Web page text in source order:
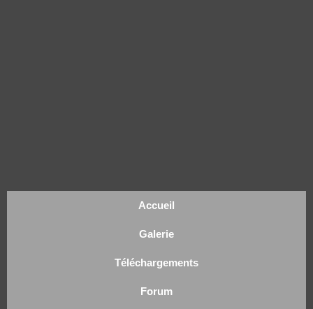
Accueil
Galerie
Téléchargements
Forum